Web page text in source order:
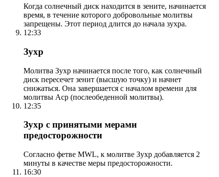
Когда солнечный диск находится в зените, начинается
время, в течение которого добровольные молитвы
запрещены. Этот период длится до начала зухра.
12:33
Зухр
Молитва Зухр начинается после того, как солнечный
диск пересечет зенит (высшую точку) и начнет
снижаться. Она завершается с началом времени для
молитвы Аср (послеобеденной молитвы).
12:35
Зухр с принятыми мерами
предосторожности
Согласно фетве MWL, к молитве Зухр добавляется 2
минуты в качестве меры предосторожности.
16:30